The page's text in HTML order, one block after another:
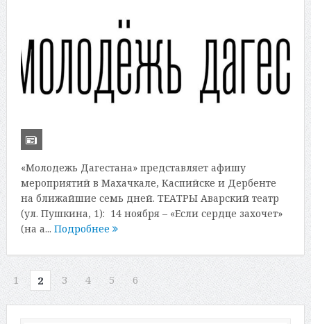
«Молодежь Дагестана» представляет афишу
мероприятий в Махачкале, Каспийске и Дербенте
на ближайшие семь дней. ТЕАТРЫ Аварский театр
(ул. Пушкина, 1): 14 ноября – «Если сердце захочет»
(на а... Подробнее
1 2 3 4 5 6